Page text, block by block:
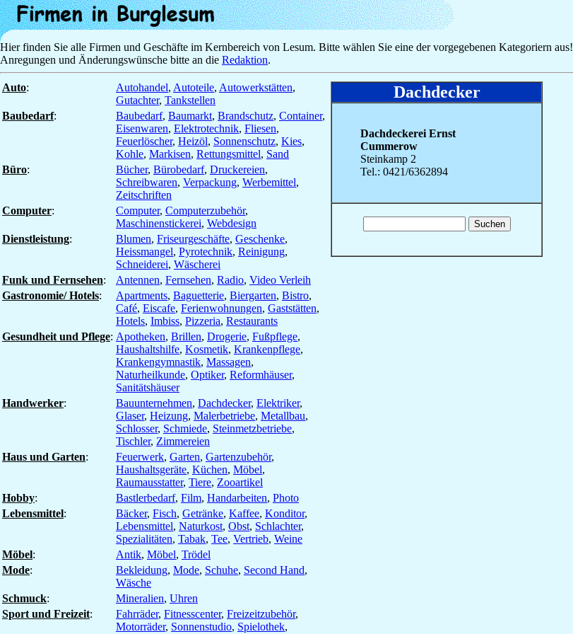
Hier finden Sie alle Firmen und Geschäfte im Kernbereich von Lesum. Bitte wählen Sie eine der vorgegebenen Kategoriern aus!
Anregungen und Änderungswünsche bitte an die Redaktion.
Auto: Autohandel, Autoteile, Autowerkstätten,
Gutachter, Tankstellen Dachdecker
Dachdeckerei Ernst
Cummerow
Steinkamp 2
Tel.: 0421/6362894
Baubedarf: Baubedarf, Baumarkt, Brandschutz, Container,
Eisenwaren, Elektrotechnik, Fliesen,
Feuerlöscher, Heizöl, Sonnenschutz, Kies,
Kohle, Markisen, Rettungsmittel, Sand
Büro: Bücher, Bürobedarf, Druckereien,
Schreibwaren, Verpackung, Werbemittel,
Zeitschriften
Computer: Computer, Computerzubehör,
Maschinenstickerei, Webdesign
Dienstleistung: Blumen, Friseurgeschäfte, Geschenke,
Heissmangel, Pyrotechnik, Reinigung,
Schneiderei, Wäscherei
Funk und Fernsehen: Antennen, Fernsehen, Radio, Video Verleih
Gastronomie/ Hotels: Apartments, Baguetterie, Biergarten, Bistro,
Café, Eiscafe, Ferienwohnungen, Gaststätten,
Hotels, Imbiss, Pizzeria, Restaurants
Gesundheit und Pflege: Apotheken, Brillen, Drogerie, Fußpflege,
Haushaltshilfe, Kosmetik, Krankenpflege,
Krankengymnastik, Massagen,
Naturheilkunde, Optiker, Reformhäuser,
Sanitätshäuser
Handwerker: Bauunternehmen, Dachdecker, Elektriker,
Glaser, Heizung, Malerbetriebe, Metallbau,
Schlosser, Schmiede, Steinmetzbetriebe,
Tischler, Zimmereien
Haus und Garten: Feuerwerk, Garten, Gartenzubehör,
Haushaltsgeräte, Küchen, Möbel,
Raumausstatter, Tiere, Zooartikel
Hobby: Bastlerbedarf, Film, Handarbeiten, Photo
Lebensmittel: Bäcker, Fisch, Getränke, Kaffee, Konditor,
Lebensmittel, Naturkost, Obst, Schlachter,
Spezialitäten, Tabak, Tee, Vertrieb, Weine
Möbel: Antik, Möbel, Trödel
Mode: Bekleidung, Mode, Schuhe, Second Hand,
Wäsche
Schmuck: Mineralien, Uhren
Sport und Freizeit: Fahrräder, Fitnesscenter, Freizeitzubehör,
Motorräder, Sonnenstudio, Spielothek,